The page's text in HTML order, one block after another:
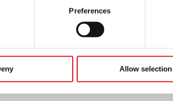
Preferences
Allow selection
è la scelta migliore quando la
in ambienti aggressivi come quelli